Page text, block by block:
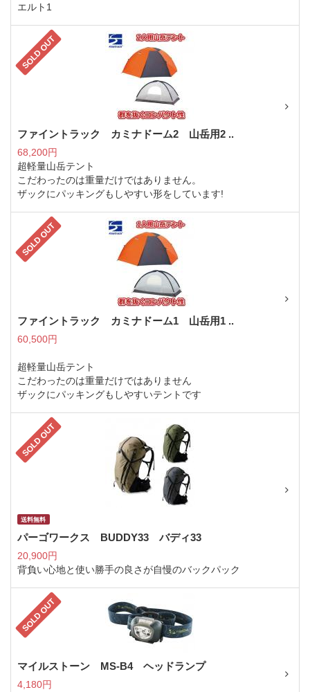
エルト1
SOLD OUT
ファイントラック カミナドーム2 山岳用2 ..
68,200円
超軽量山岳テント
こだわったのは重量だけではありません。
ザックにパッキングもしやすい形をしています!
SOLD OUT
ファイントラック カミナドーム1 山岳用1 ..
60,500円
超軽量山岳テント
こだわったのは重量だけではありません
ザックにパッキングもしやすいテントです
SOLD OUT
送料無料
パーゴワークス BUDDY33 バディ33
20,900円
背負い心地と使い勝手の良さが自慢のバックパック
SOLD OUT
マイルストーン MS-B4 ヘッドランプ
4,180円